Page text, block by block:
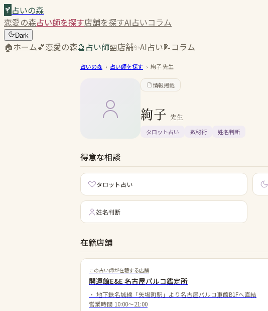
占いの森
恋愛の森占い師を探す店舗を探すAI占いコラム
Dark
🏠ホーム💕恋愛の森🔮占い師🏪店舗✨AI占い📝コラム
占いの森 › 占い師を探す › 絢子先生
情報掲載
絢子 先生
タロット占い 数秘術 姓名判断
得意な相談
タロット占い
姓名判断
在籍店舗
この占い師が在籍する店舗
開運館E&E 名古屋パルコ鑑定所
・ 地下鉄名城線「矢場町駅」より名古屋パルコ東館B1Fへ直結
営業時間 10:00～21:00